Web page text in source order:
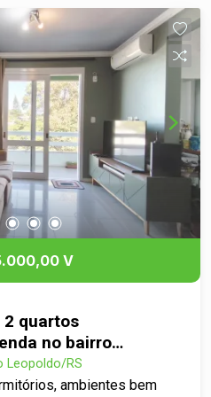
V
quartos
no bairro
São Leopoldo
Leopoldo/RS
ambientes bem